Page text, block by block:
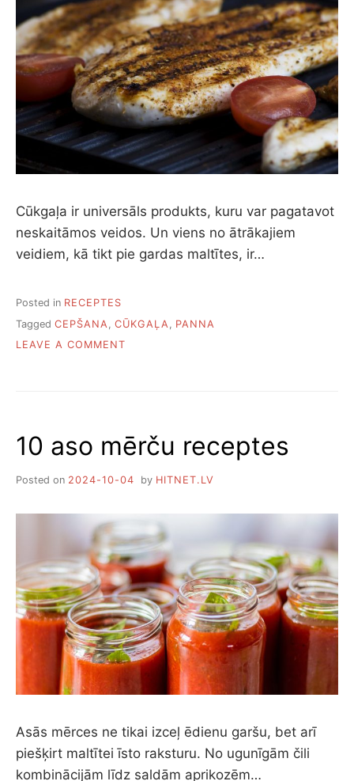
Cūkgaļa ir universāls produkts, kuru var pagatavot
neskaitāmos veidos. Un viens no ātrākajiem
veidiem, kā tikt pie gardas maltītes, ir…
Posted in RECEPTES
Tagged CEPŠANA CŪKGAĻA
PANNA
LEAVE A COMMENT
PANNĀ
10 aso mērču receptes
Posted on 2024-10-04 by HITNET.LV
Asās mērces ne tikai izceļ ēdienu garšu, bet arī
piešķirt maltītei īsto raksturu. No ugunīgām čili
kombinācijām līdz saldām aprikozēm…